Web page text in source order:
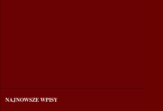
NAJNOWSZE WPISY